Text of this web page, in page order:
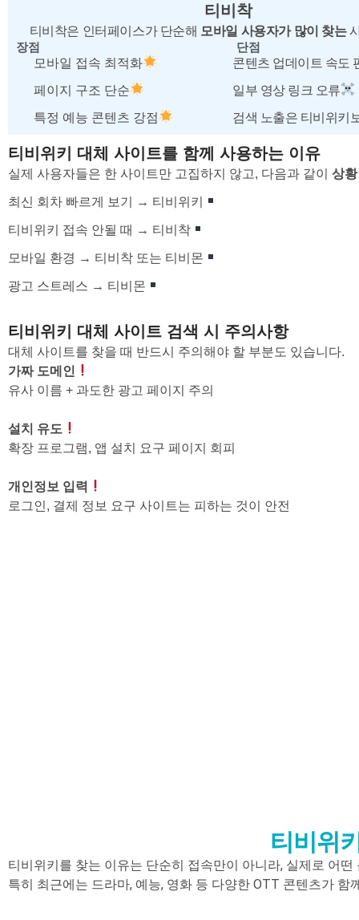
티비착
티비착은 인터페이스가 단순해 모바일 사용자가 많이 찾는
장점
모바일 접속 최적화
페이지 구조 단순
특정 예능 콘텐츠 강점
단점
콘텐츠 업데이트 속도
일부 영상 링크 오류
검색 노출은 티비위키
티비위키 대체 사이트를 함께 사용하는 이유
실제 사용자들은 한 사이트만 고집하지 않고, 다음과 같이 상
최신 회차 빠르게 보기 → 티비위키
티비위키 접속 안될 때 → 티비착
모바일 환경 → 티비착 또는 티비몬
광고 스트레스 → 티비몬
티비위키 대체 사이트 검색 시 주의사항
대체 사이트를 찾을 때 반드시 주의해야 할 부분도 있습니다.
가짜 도메인
유사 이름 + 과도한 광고 페이지 주의
설치 유도
확장 프로그램, 앱 설치 요구 페이지 회피
개인정보 입력
로그인, 결제 정보 요구 사이트는 피하는 것이 안전
티비위
티비위키를 찾는 이유는 단순히 접속만이 아니라, 실제로 어
특히 최근에는 드라마, 예능, 영화 등 다양한 OTT 콘텐츠가